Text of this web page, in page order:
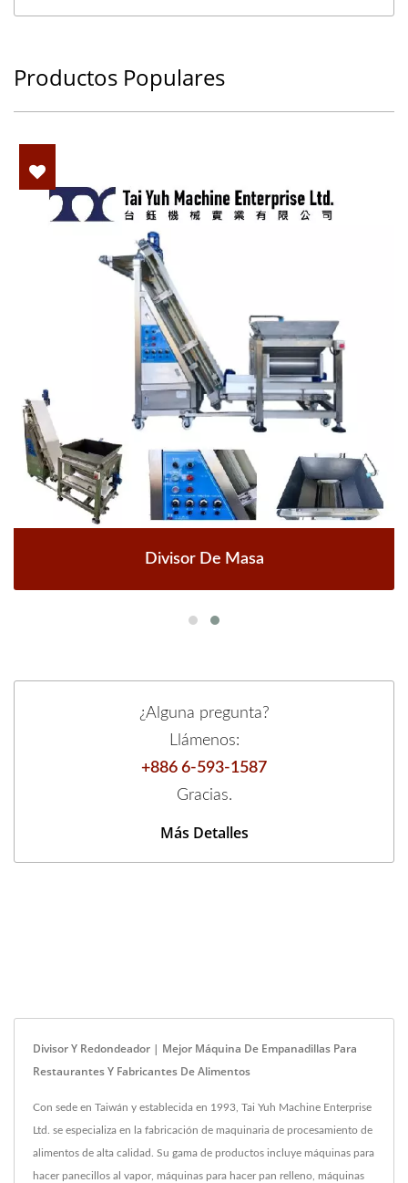
Productos Populares
Divisor De Masa
¿Alguna pregunta?
Llámenos:
+886 6-593-1587
Gracias.
Más Detalles
Divisor Y Redondeador | Mejor Máquina De Empanadillas Para
Restaurantes Y Fabricantes De Alimentos
Con sede en Taiwán y establecida en 1993, Tai Yuh Machine Enterprise
Ltd. se especializa en la fabricación de maquinaria de procesamiento de
alimentos de alta calidad. Su gama de productos incluye máquinas para
hacer panecillos al vapor, máquinas para hacer pan relleno, máquinas